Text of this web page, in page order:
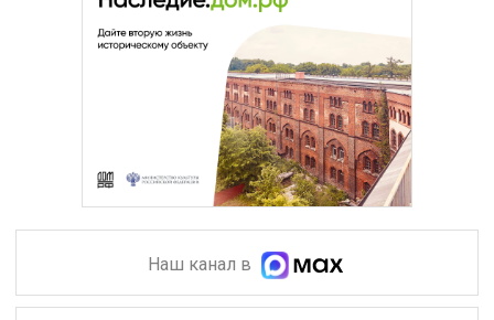
Наш канал в